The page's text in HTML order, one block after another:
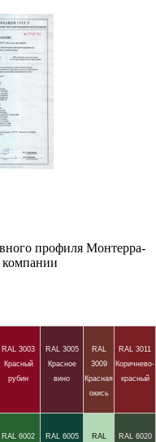
профиля Монтерра-
RAL 3003
Красный
рубин
RAL 3005
Красное
вино
RAL
3009
Красная
окись
RAL 3011
Коричнево-
красный
RAL 6002
RAL 6005
RAL
RAL 6020